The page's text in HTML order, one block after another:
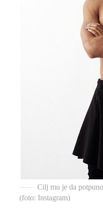
Cilj mu je da
(foto: Instagram)